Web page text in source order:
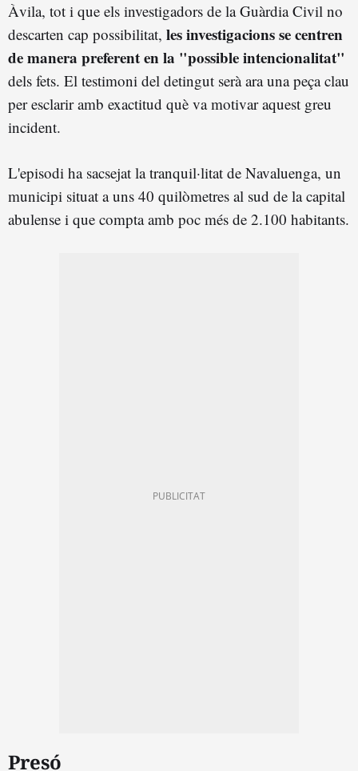
Àvila, tot i que els investigadors de la Guàrdia Civil no
descarten cap possibilitat, les investigacions se centren
de manera preferent en la "possible intencionalitat"
dels fets. El testimoni del detingut serà ara una peça clau
per esclarir amb exactitud què va motivar aquest greu
incident.
L'episodi ha sacsejat la tranquil·litat de Navaluenga, un
municipi situat a uns 40 quilòmetres al sud de la capital
abulense i que compta amb poc més de 2.100 habitants.
Presó